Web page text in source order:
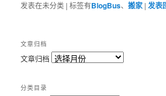
发表在未分类 |标签有BlogBus、搬家 |发表
文章归档
文章归档
分类目录